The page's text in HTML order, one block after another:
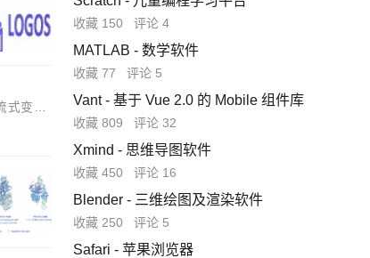
式变异
收藏 150 评论 4
MATLAB - 数学软件
收藏 77 评论 5
Vant - 基于 Vue 2.0 的 Mobile 组件库
收藏 809 评论 32
Xmind - 思维导图软件
收藏 450 评论 16
Blender - 三维绘图及渲染软件
收藏 250 评论 5
Safari - 苹果浏览器